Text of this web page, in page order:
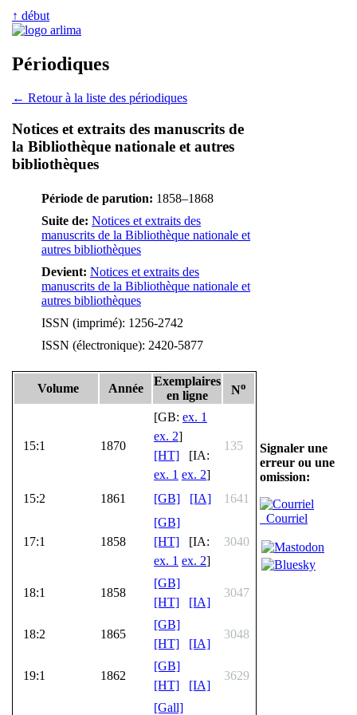
↑ début
Périodiques
← Retour à la liste des périodiques
Notices et extraits des manuscrits de
la Bibliothèque nationale et autres
bibliothèques
Période de parution: 1858–1868
Suite de: Notices et extraits des
manuscrits de la Bibliothèque nationale et
autres bibliothèques
Devient: Notices et extraits des
manuscrits de la Bibliothèque nationale et
autres bibliothèques
ISSN (imprimé): 1256-2742
ISSN (électronique): 2420-5877
Volume Année
Exemplaires
en ligne
No
15:1 1870
[GB: ex. 1
ex. 2]
[HT] [IA:
ex. 1 ex. 2]
135
15:2 1861 [GB] [IA] 1641
17:1 1858
[GB]
[HT] [IA:
ex. 1 ex. 2]
3040
18:1 1858
[GB]
[HT]
[IA]
3047
18:2 1865
[GB]
[HT]
[IA]
3048
19:1 1862
[GB]
[HT]
[IA]
3629
[Gall]
Signaler une
erreur ou une
omission:
Courriel